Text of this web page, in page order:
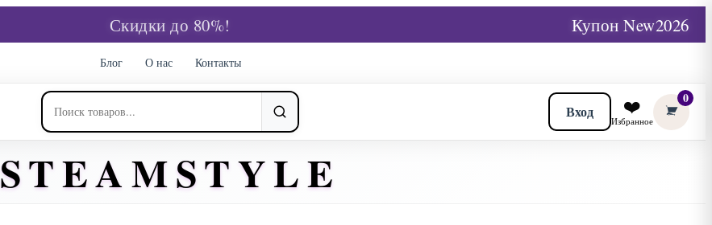
Скидки до 80%! Купон New2026
Блог О нас Контакты
Вход ❤️
Избранное
0
STEAMSTYLE